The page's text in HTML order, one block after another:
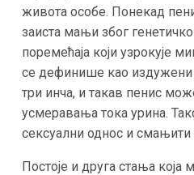
живота особе. Понекад
заиста мањи због
поремећаја који узрокује
се дефинише као
три инча, и такав пенис
усмеравања тока урина.
сексуални однос и смањити
Постоје и друга стања која